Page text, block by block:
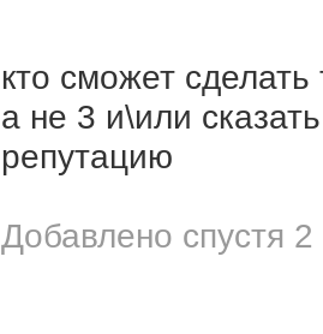
кто сможет
а не 3 и\или
репутацию
Добавлено спустя